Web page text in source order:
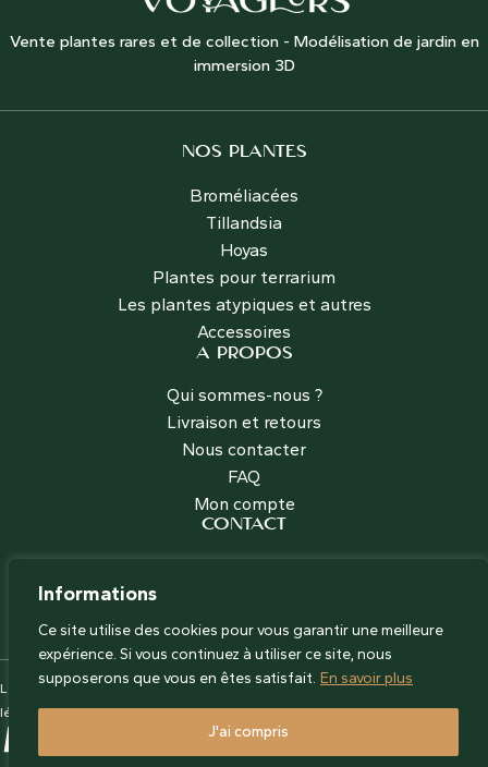
Informations
Ce site utilise des cookies pour vous garantir une meilleure
expérience. Si vous continuez à utiliser ce site, nous
supposerons que vous en êtes satisfait. En savoir plus
J'ai compris
Vente plantes rares et de collection - Modélisation de jardin en
immersion 3D
NOS PLANTES
Broméliacées
Tillandsia
Hoyas
Plantes pour terrarium
Les plantes atypiques et autres
Accessoires
A PROPOS
Qui sommes-nous ?
Livraison et retours
Nous contacter
FAQ
Mon compte
CONTACT
Les Jardins Voyageurs 2023 © Réalisé parVirginie Guidal-Mentions
légales-CGV